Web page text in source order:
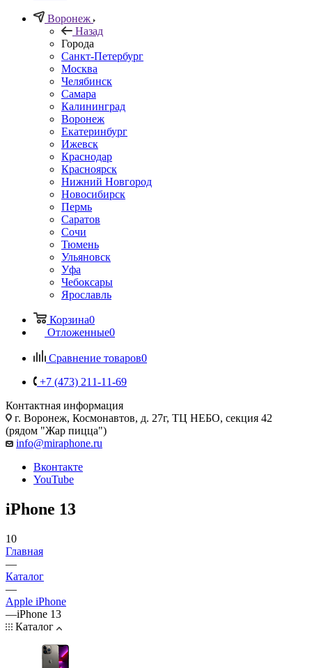
Воронеж
Назад
Города
Санкт-Петербург
Москва
Челябинск
Самара
Калининград
Воронеж
Екатеринбург
Ижевск
Краснодар
Красноярск
Нижний Новгород
Новосибирск
Пермь
Саратов
Сочи
Тюмень
Ульяновск
Уфа
Чебоксары
Ярославль
Корзина0
Отложенные0
Сравнение товаров0
+7 (473) 211-11-69
Контактная информация
г. Воронеж, Космонавтов, д. 27г, ТЦ НЕБО, секция 42
(рядом "Жар пицца")
info@miraphone.ru
Вконтакте
YouTube
iPhone 13
10
Главная
—
Каталог
—
Apple iPhone
—iPhone 13
Каталог